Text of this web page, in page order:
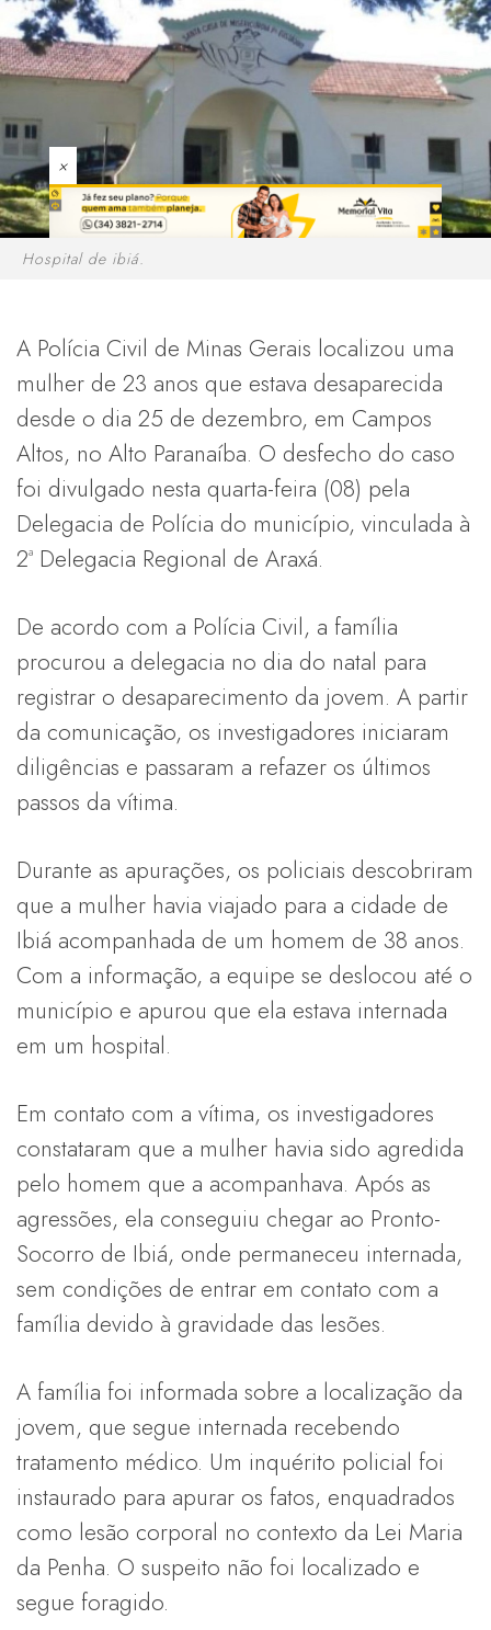
×
Hospital de ibiá.
A Polícia Civil de Minas Gerais localizou uma
mulher de 23 anos que estava desaparecida
desde o dia 25 de dezembro, em Campos
Altos, no Alto Paranaíba. O desfecho do caso
foi divulgado nesta quarta-feira (08) pela
Delegacia de Polícia do município, vinculada à
2ª Delegacia Regional de Araxá.
De acordo com a Polícia Civil, a família
procurou a delegacia no dia do natal para
registrar o desaparecimento da jovem. A partir
da comunicação, os investigadores iniciaram
diligências e passaram a refazer os últimos
passos da vítima.
Durante as apurações, os policiais descobriram
que a mulher havia viajado para a cidade de
Ibiá acompanhada de um homem de 38 anos.
Com a informação, a equipe se deslocou até o
município e apurou que ela estava internada
em um hospital.
Em contato com a vítima, os investigadores
constataram que a mulher havia sido agredida
pelo homem que a acompanhava. Após as
agressões, ela conseguiu chegar ao Pronto-
Socorro de Ibiá, onde permaneceu internada,
sem condições de entrar em contato com a
família devido à gravidade das lesões.
A família foi informada sobre a localização da
jovem, que segue internada recebendo
tratamento médico. Um inquérito policial foi
instaurado para apurar os fatos, enquadrados
como lesão corporal no contexto da Lei Maria
da Penha. O suspeito não foi localizado e
segue foragido.